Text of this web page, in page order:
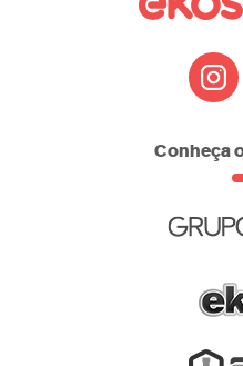
dicas
Conheça